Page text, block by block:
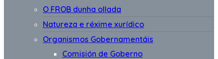
O FROB dunha ollada
Natureza e réxime xurídico
Organismos Gobernamentáis
Comisión de Goberno